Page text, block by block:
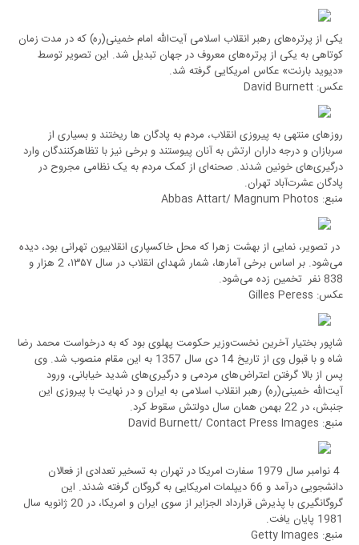
یکی از پرتره‌های رهبر انقلاب اسلامی آیت‌الله امام خمینی(ره) که در مدت زمان
کوتاهی به یکی از پرتره‌های معروف در جهان تبدیل شد. این تصویر توسط
«دیوید بارنت» عکاس امریکایی گرفته شد.
عکس: David Burnett
روزهای منتهی به پیروزی انقلاب، مردم به پادگان ها ریختند و بسیاری از
سربازان و درجه داران ارتش به آنان پیوستند و برخی نیز با تظاهر‌کنندگان وارد
درگیری‌های خونین شدند. صحنه‌ای از کمک مردم به یک نظامی مجروح در
پادگان عشرت‌آباد تهران.
منبع: Abbas Attart/ Magnum Photos
در تصویر، نمایی از بهشت زهرا که محل خاکسپاری انقلابیون تهرانی بود، دیده
می‌شود. بر اساس برخی آمارها، شمار شهدای انقلاب در سال ۱۳۵۷، 2 هزار و
838 نفر تخمین زده می‌شود.
عکس: Gilles Peress
شاپور بختیار آخرین نخست‌وزیر حکومت پهلوی بود که به درخواست محمد رضا
شاه و با قبول وی از تاریخ 14 دی سال 1357 به این مقام منصوب شد. وی
پس از بالا گرفتن اعتراض‌های مردمی و درگیری‌های شدید خیابانی، ورود
آیت‌الله خمینی(ره) رهبر انقلاب اسلامی به ایران و در نهایت با پیروزی این
جنبش، در 22 بهمن همان سال دولتش سقوط کرد.
منبع: David Burnett/ Contact Press Images
4 نوامبر سال 1979 سفارت امریکا در تهران به تسخیر تعدادی از فعالان
دانشجویی درآمد و 66 دیپلمات امریکایی به گروگان گرفته شدند. این
گروگانگیری با پذیرش قرارداد الجزایر از سوی ایران و امریکا، در 20 ژانویه سال
1981 پایان یافت.
منبع: Getty Images